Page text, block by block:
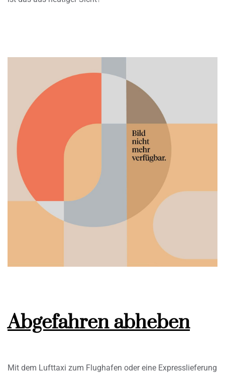
Abgefahren abheben
Mit dem Lufttaxi zum Flughafen oder eine Expresslieferung